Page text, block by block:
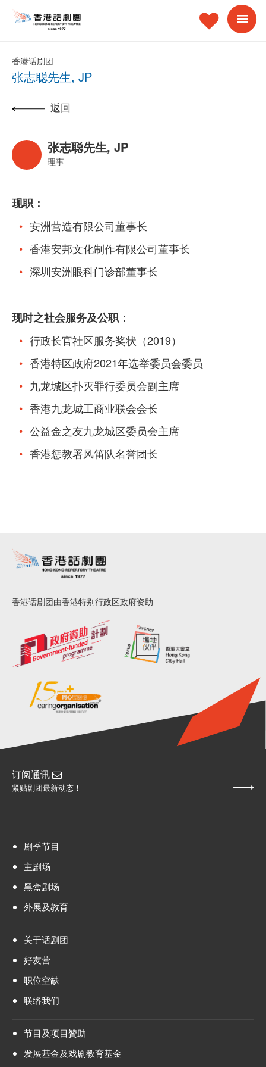
香港话剧团
张志聪先生, JP
返回
张志聪先生, JP
理事
现职：
安洲营造有限公司董事长
香港安邦文化制作有限公司董事长
深圳安洲眼科门诊部董事长
现时之社会服务及公职：
行政长官社区服务奖状（2019）
香港特区政府2021年选举委员会委员
九龙城区扑灭罪行委员会副主席
香港九龙城工商业联会会长
公益金之友九龙城区委员会主席
香港惩教署风笛队名誉团长
香港话剧团由香港特别行政区政府资助
订阅通讯
紧贴剧团最新动态！
剧季节目
主剧场
黑盒剧场
外展及教育
关于话剧团
好友营
职位空缺
联络我们
节目及项目贊助
发展基金及戏剧教育基金